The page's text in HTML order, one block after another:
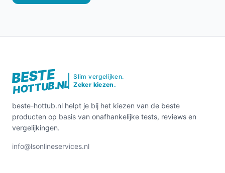
BESTE
HOTTUB.NL
Slim vergelijken.
Zeker kiezen.
beste-hottub.nl helpt je bij het kiezen van de beste
producten op basis van onafhankelijke tests, reviews en
vergelijkingen.
info@lsonlineservices.nl